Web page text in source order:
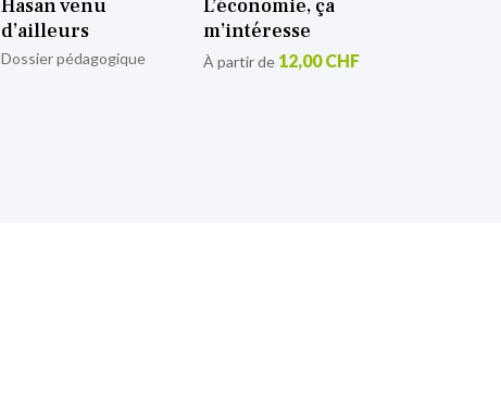
Hasan venu
d’ailleurs
Dossier pédagogique
L’économie, ça
m’intéresse
À partir de 12,00 CHF